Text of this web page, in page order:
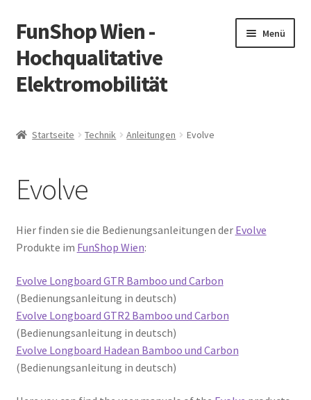
Zur
Navigation
springen
Zum
Inhalt
springen
FunShop Wien -
Hochqualitative
Elektromobilität
Menü
Vorsicht Internetbetrug
Über FunShop
Zum Onlineshop in der Web Version
Startseite Technik Anleitungen Evolve
Evolve
Hier finden sie die Bedienungsanleitungen der Evolve
Produkte im FunShop Wien:
Evolve Longboard GTR Bamboo und Carbon
(Bedienungsanleitung in deutsch)
Evolve Longboard GTR2 Bamboo und Carbon
(Bedienungsanleitung in deutsch)
Evolve Longboard Hadean Bamboo und Carbon
(Bedienungsanleitung in deutsch)